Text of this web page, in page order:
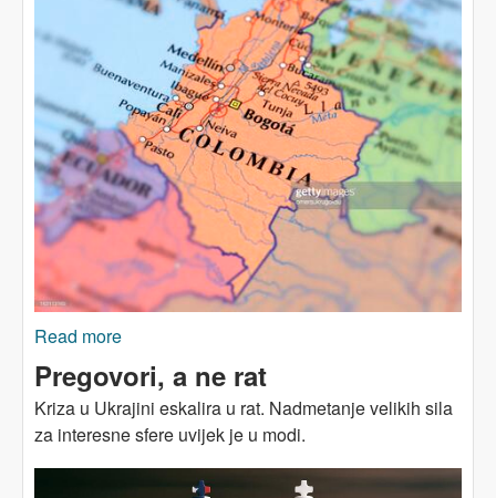
Read more
Pregovori, a ne rat
Kriza u Ukrajini eskalira u rat. Nadmetanje velikih sila
za interesne sfere uvijek je u modi.